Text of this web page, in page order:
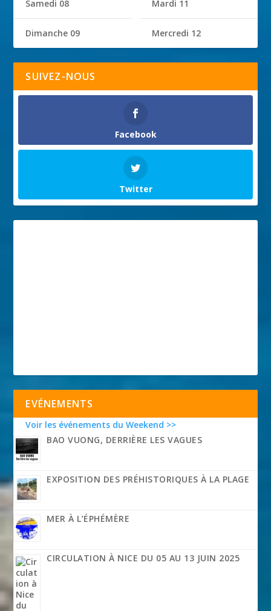
Samedi 08
Dimanche 09
Mardi 11
Mercredi 12
SUIVEZ-NOUS
Facebook
Twitter
EVÉNEMENTS
Voir les événements du Weekend >>
BAO VUONG, DERRIÈRE LES VAGUES
EXPOSITION DES PRÉHISTORIQUES À LA PLAGE
MER À L’ÉPHÉMÈRE
CIRCULATION À NICE DU 05 AU 13 JUIN 2025